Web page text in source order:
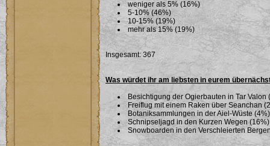
weniger als 5% (16%)
5-10% (46%)
10-15% (19%)
mehr als 15% (19%)
Insgesamt: 367
Was würdet ihr am liebsten in eurem
Besichtigung der Ogierbauten in Tar Valon
Freiflug mit einem Raken über Seanchan
Botaniksammlungen in der Aiel-Wüste (4%)
Schnipseljagd in den Kurzen Wegen (16%)
Snowboarden in den Verschleierten